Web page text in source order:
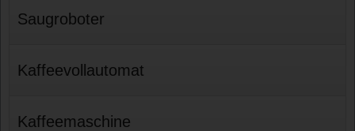
Saugroboter
Kaffeevollautomat
Kaffeemaschine